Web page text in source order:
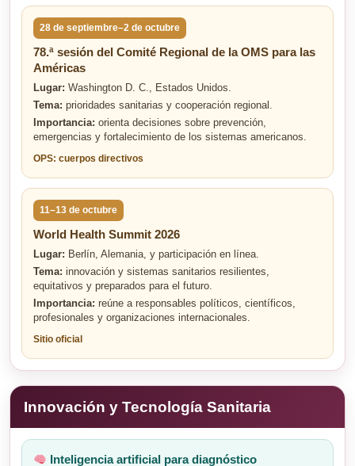
28 de septiembre–2 de octubre
78.ª sesión del Comité Regional de la OMS para las
Américas
Lugar: Washington D. C., Estados Unidos.
Tema: prioridades sanitarias y cooperación regional.
Importancia: orienta decisiones sobre prevención,
emergencias y fortalecimiento de los sistemas americanos.
OPS: cuerpos directivos
11–13 de octubre
World Health Summit 2026
Lugar: Berlín, Alemania, y participación en línea.
Tema: innovación y sistemas sanitarios resilientes,
equitativos y preparados para el futuro.
Importancia: reúne a responsables políticos, científicos,
profesionales y organizaciones internacionales.
Sitio oficial
Innovación y Tecnología Sanitaria
Inteligencia artificial para diagnóstico